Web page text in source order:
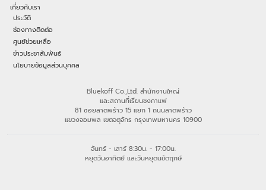
เกี่ยวกับเรา
ประวัติ
ช่องทางติดต่อ
ศูนย์ช่วยเหลือ
ข่าวประชาสัมพันธ์
นโยบายข้อมูลส่วนบุคคล
Bluekoff Co.,Ltd. สำนักงานใหญ่
และสถานที่เรียนชงกาแฟ
81 ซอยลาดพร้าว 15 แยก 1 ถนนลาดพร้าว
แขวงจอมพล เขตจตุจักร กรุงเทพมหานคร 10900
จันทร์ - เสาร์ 8:30น. - 17:00น.
หยุดวันอาทิตย์ และวันหยุดนขัตฤกษ์